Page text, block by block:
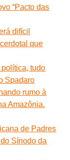
“Pacto das
difícil
que
tudo
Spadaro
rumo à
Amazônia.
de Padres
Sínodo da